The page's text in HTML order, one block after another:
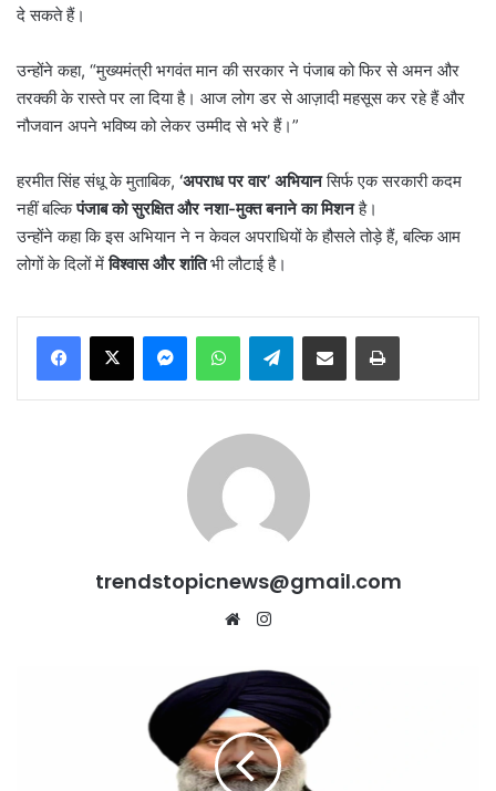
दे सकते हैं।
उन्होंने कहा, “मुख्यमंत्री भगवंत मान की सरकार ने पंजाब को फिर से अमन और
तरक्की के रास्ते पर ला दिया है। आज लोग डर से आज़ादी महसूस कर रहे हैं और
नौजवान अपने भविष्य को लेकर उम्मीद से भरे हैं।”
हरमीत सिंह संधू के मुताबिक, ‘अपराध पर वार’ अभियानसिर्फ एक सरकारी कदम
नहीं बल्किपंजाब को सुरक्षित और नशा-मुक्त बनाने का मिशनहै।
उन्होंने कहा कि इस अभियान ने न केवल अपराधियों के हौसले तोड़े हैं, बल्कि आम
लोगों के दिलों मेंविश्वास और शांतिभी लौटाई है।
MessengerWhatsAppTelegramShare via Email Print
trendstopicnews@gmail.com
Website